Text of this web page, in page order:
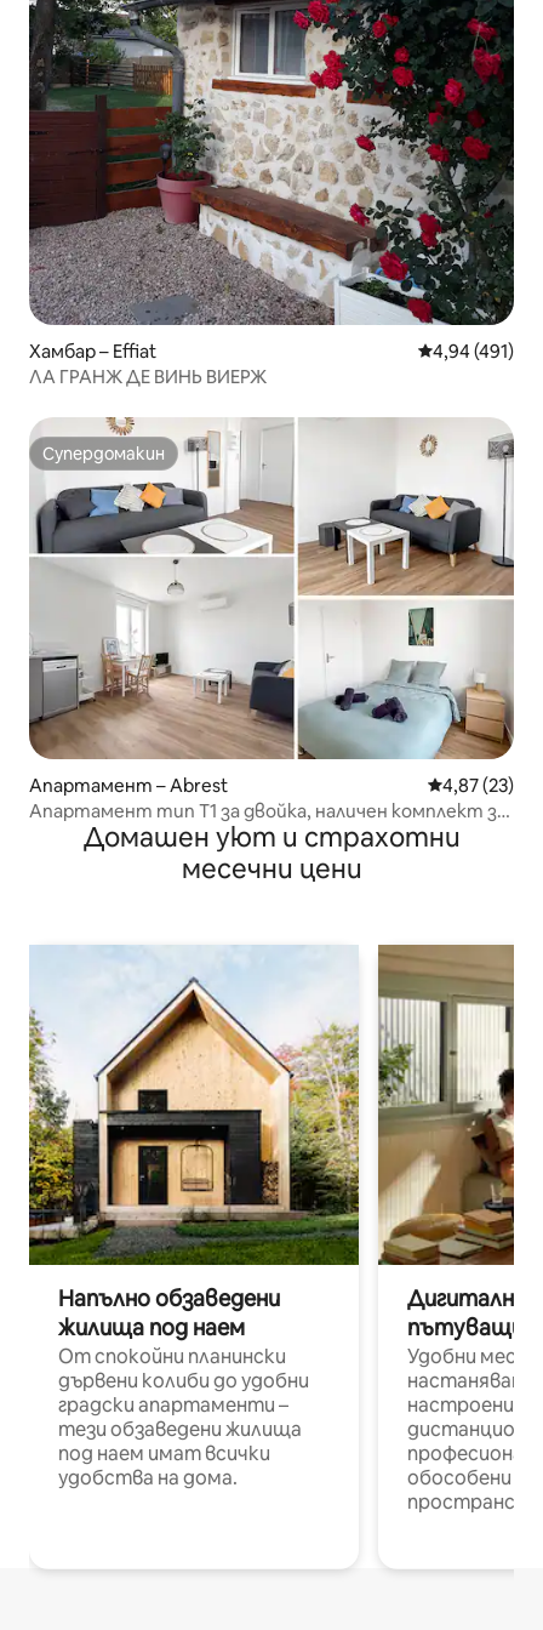
Хамбар – Effiat Средна
4,94 (491)
ЛА ГРАНЖ ДЕ ВИНЬ ВИЕРЖ
Супердомакин
Супердомакин
Апартамент – Abrest Средна
4,87 (23)
Апартамент тип Т1 за двойка, наличен комплект за
бебе и самостоятелен вход!
Домашен уют и страхотни
месечни цени
Напълно обзаведени
жилища под наем
От спокойни планински
дървени колиби до удобни
градски апартаменти –
тези обзаведени жилища
под наем имат всички
удобства на дома.
Дигитални
пътуващи
Удобни
настаняване
настроени и
обособени